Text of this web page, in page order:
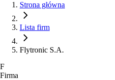
Strona główna
Lista firm
Flytronic S.A.
F
Firma